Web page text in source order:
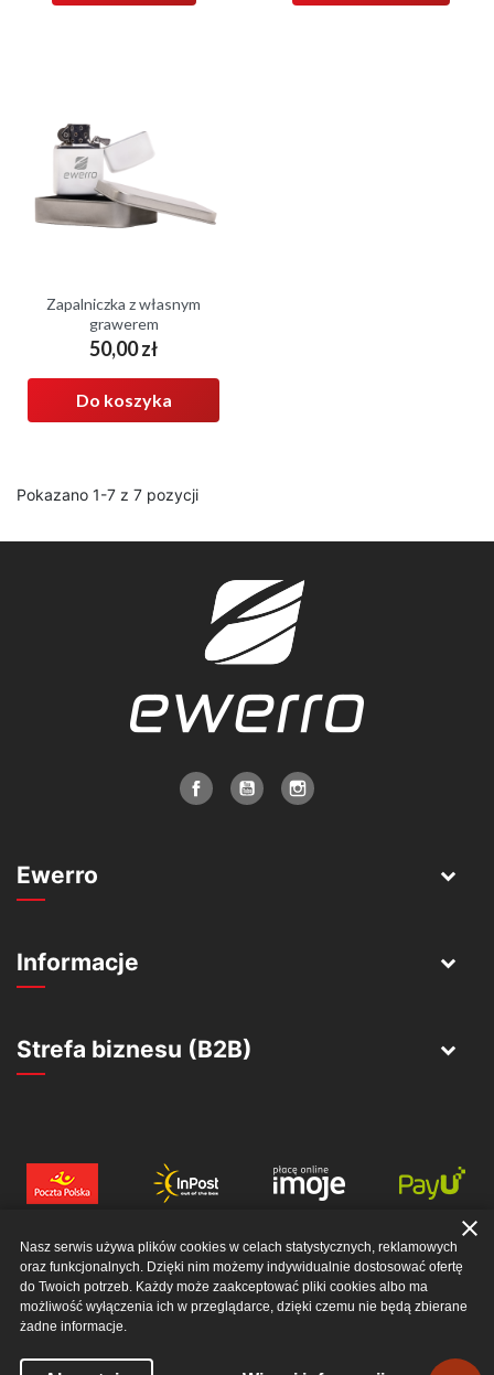
Zapalniczka z własnym
grawerem
Cena
50,00 zł
Do koszyka
Pokazano 1-7 z 7 pozycji
Ewerro
Informacje
Strefa biznesu (B2B)
Nasz serwis używa plików cookies w celach statystycznych, reklamowych
oraz funkcjonalnych. Dzięki nim możemy indywidualnie dostosować ofertę
do Twoich potrzeb. Każdy może zaakceptować pliki cookies albo ma
możliwość wyłączenia ich w przeglądarce, dzięki czemu nie będą zbierane
żadne informacje.
close
© 2026 EWERRO SP. Z O. O.. ALL RIGHTS RESERVED